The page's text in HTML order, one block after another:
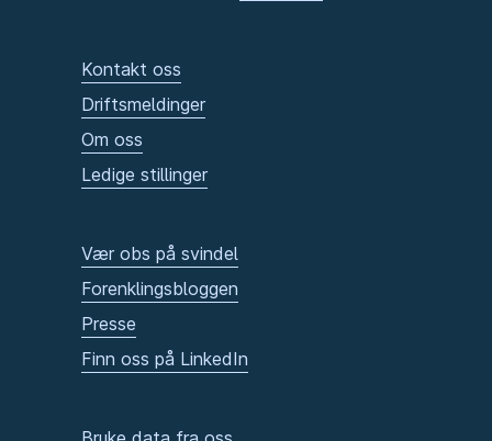
Kontakt oss
Driftsmeldinger
Om oss
Ledige stillinger
Vær obs på svindel
Forenklingsbloggen
Presse
Finn oss på LinkedIn